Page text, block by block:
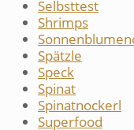
Selbsttest
Shrimps
Spätzle
Speck
Spinat
Spinatnockerl
Superfood